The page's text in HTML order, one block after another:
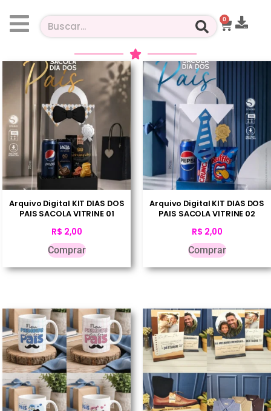
0
Arquivo Digital KIT DIAS DOS
PAIS SACOLA VITRINE 01
R$ 2,00
Comprar
Arquivo Digital KIT DIAS DOS
PAIS SACOLA VITRINE 02
R$ 2,00
Comprar